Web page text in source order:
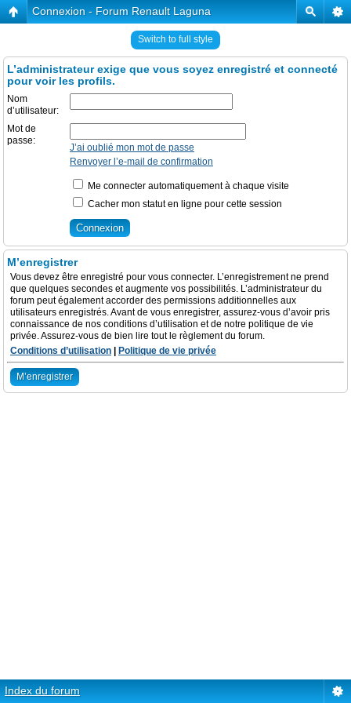
Connexion - Forum Renault Laguna
Switch to full style
L’administrateur exige que vous soyez enregistré et connecté
pour voir les profils.
Nom
d’utilisateur:
Mot de
passe:
J’ai oublié mon mot de passe
Renvoyer l’e-mail de confirmation
Me connecter automatiquement à chaque visite
Cacher mon statut en ligne pour cette session
M’enregistrer
Vous devez être enregistré pour vous connecter. L’enregistrement ne prend
que quelques secondes et augmente vos possibilités. L’administrateur du
forum peut également accorder des permissions additionnelles aux
utilisateurs enregistrés. Avant de vous enregistrer, assurez-vous d’avoir pris
connaissance de nos conditions d’utilisation et de notre politique de vie
privée. Assurez-vous de bien lire tout le règlement du forum.
Conditions d’utilisation
Politique de vie privée
M’enregistrer
Index du forum